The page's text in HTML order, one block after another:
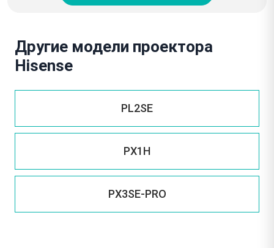
Другие модели проектора
Hisense
PL2SE
PX1H
PX3SE-PRO